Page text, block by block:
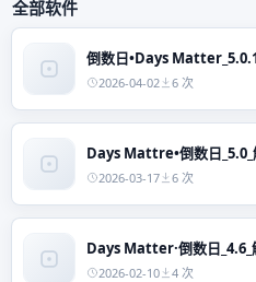
全部软件
倒数日•Days
2026-04-02 6 次
Days Mattre•倒数日
2026-03-17 6 次
Days Matter·倒数日
2026-02-10 4 次